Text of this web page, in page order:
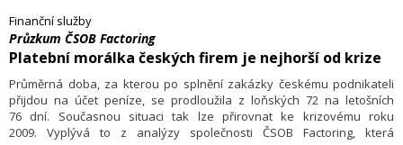
financovaná hodnota připadající na jednu smlouvu činí 384 tisíc Kč.
Finanční služby
Průzkum ČSOB Factoring
Platební morálka českých firem je nejhorší od krize
Průměrná doba, za kterou po splnění zakázky českému podnikateli
přijdou na účet peníze, se prodloužila z loňských 72 na letošních
76 dní. Současnou situaci tak lze přirovnat ke krizovému roku
2009. Vyplývá to z analýzy společnosti ČSOB Factoring, která